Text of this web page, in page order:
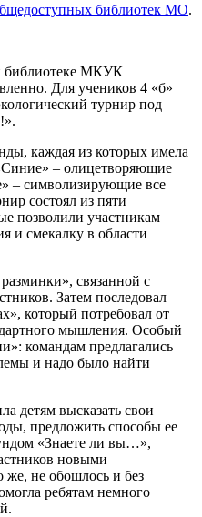
библиотек МО.
библиотеке МКУК
Для учеников 4 «б»
турнир под
каждая из которых имела
– олицетворяющие
– символизирующие все
состоял из пяти
позволили участникам
и смекалку в области
связанной с
Затем последовал
который потребовал от
мышления. Особый
командам предлагались
и надо было найти
детям высказать свои
предложить способы ее
«Знаете ли вы…»,
новыми
не обошлось и без
ребятам немного